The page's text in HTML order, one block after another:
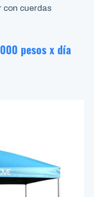
con cuerdas
pesos x día